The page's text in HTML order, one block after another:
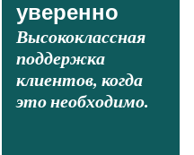
уверенно
Высококлассная
поддержка
клиентов, когда
это необходимо.